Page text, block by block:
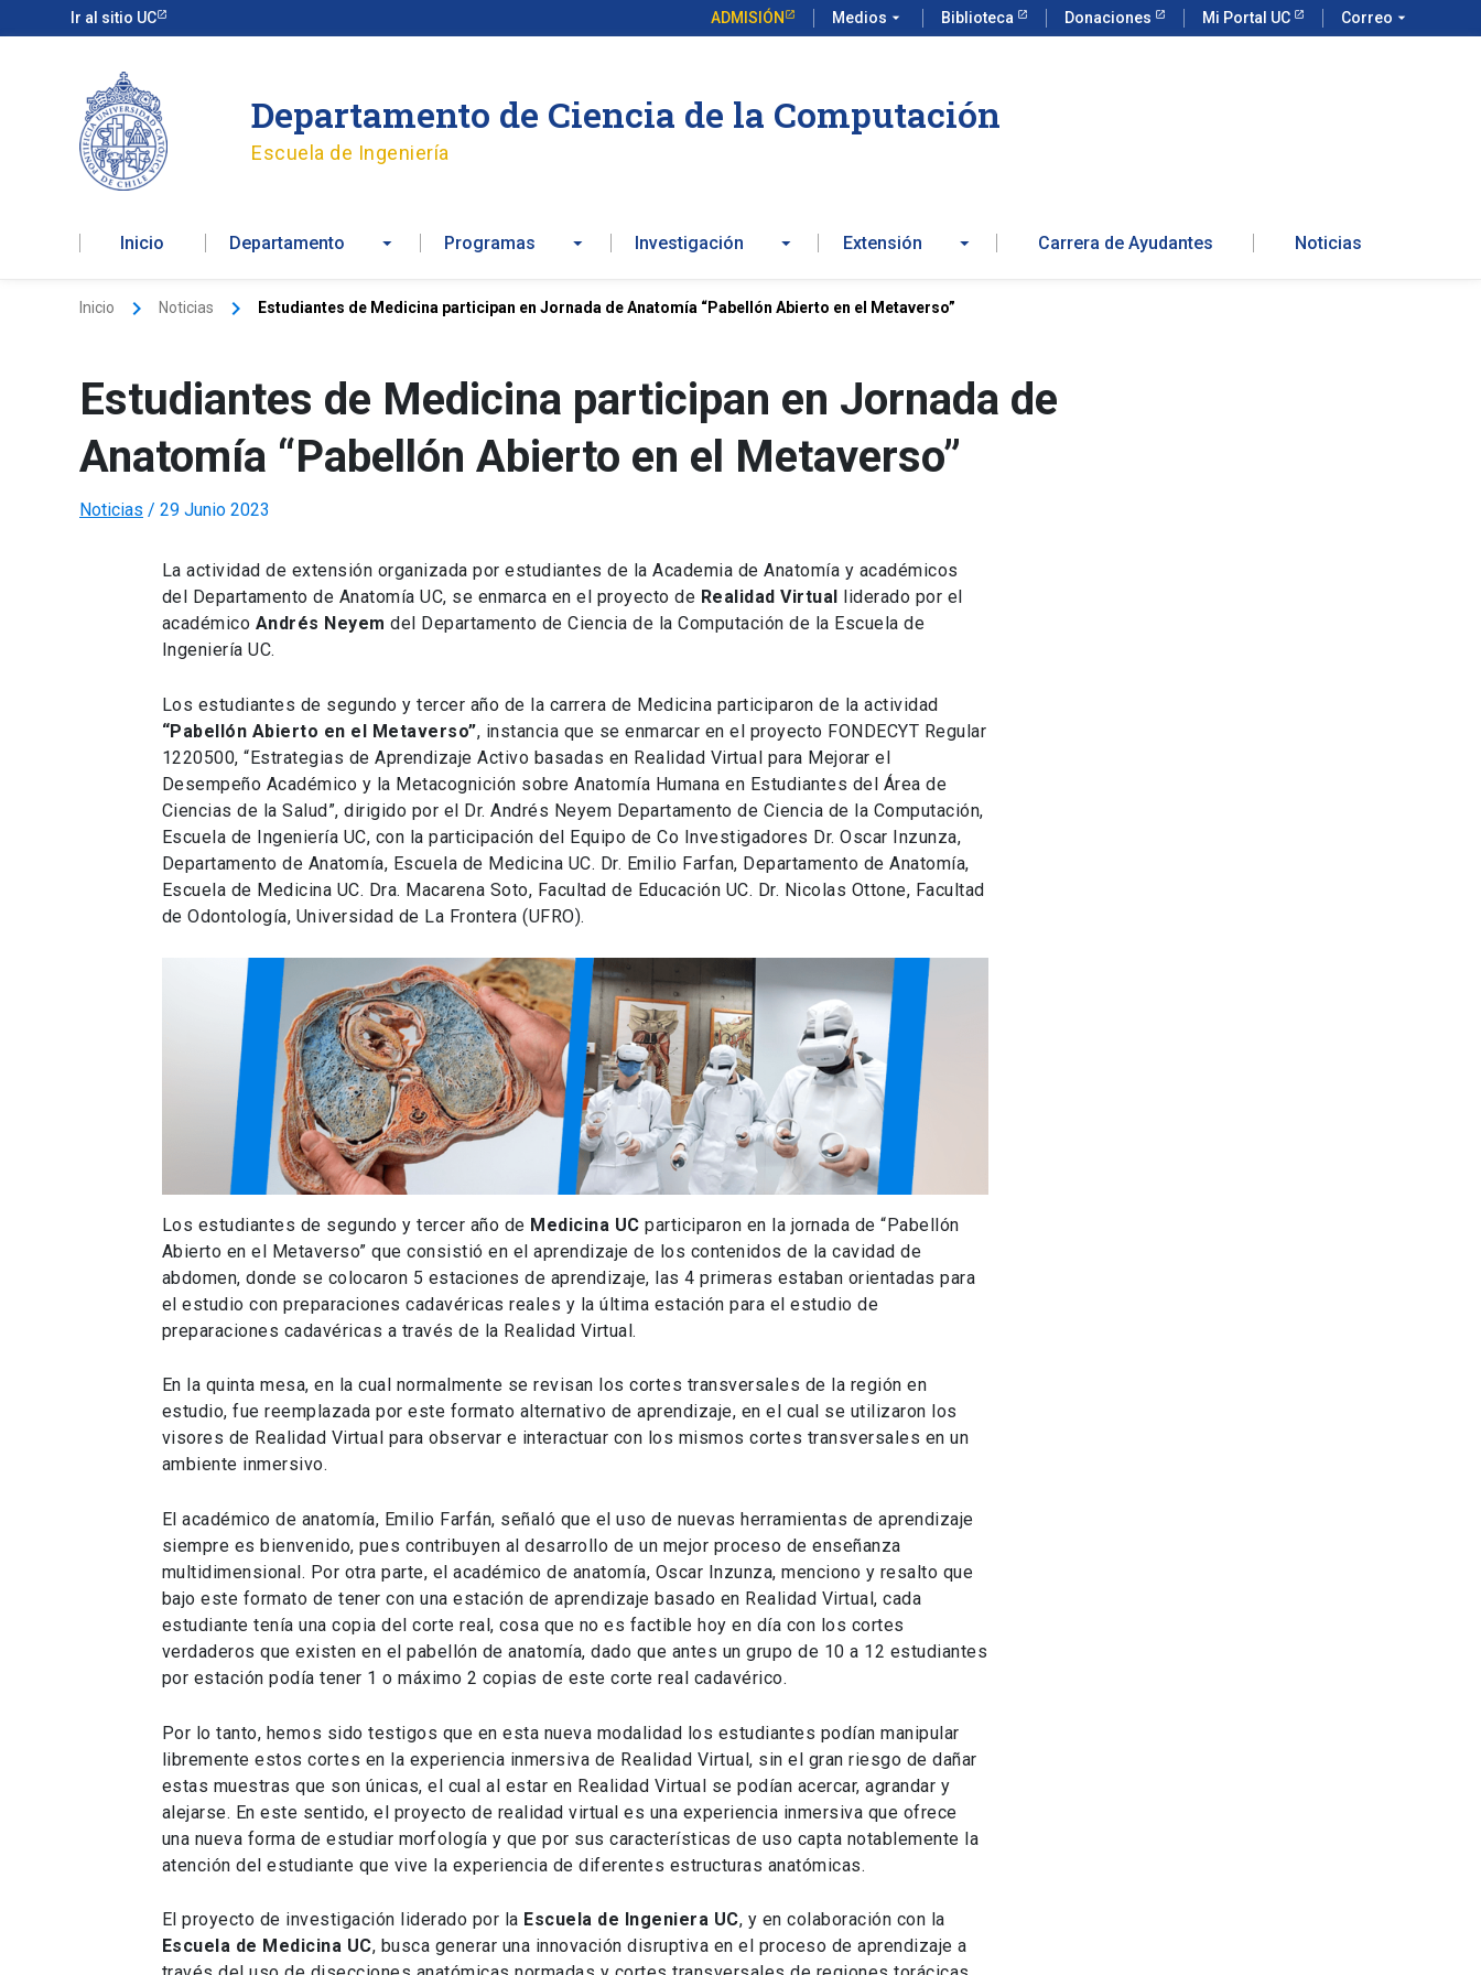
Ir al sitio UC ADMISIÓN Medios arrow_drop_down Biblioteca Donaciones Mi Portal UC Correo arrow_drop_down
al
Departamento de Ciencia de la Computación
Escuela de Ingeniería
Inicio Departamento Programas Investigación Extensión Carrera de Ayudantes Noticias
Inicio Noticias Estudiantes de Medicina participan en Jornada de Anatomía “Pabellón Abierto en el Metaverso”
Estudiantes de Medicina participan en Jornada de
Anatomía “Pabellón Abierto en el Metaverso”
Noticias / 29 Junio 2023
La actividad de extensión organizada por estudiantes de la Academia de Anatomía y académicos
del Departamento de Anatomía UC, se enmarca en el proyecto de Realidad Virtual liderado por el
académico Andrés Neyem del Departamento de Ciencia de la Computación de la Escuela de
Ingeniería UC.
Los estudiantes de segundo y tercer año de la carrera de Medicina participaron de la actividad
“Pabellón Abierto en el Metaverso”, instancia que se enmarcar en el proyecto FONDECYT Regular
1220500, “Estrategias de Aprendizaje Activo basadas en Realidad Virtual para Mejorar el
Desempeño Académico y la Metacognición sobre Anatomía Humana en Estudiantes del Área de
Ciencias de la Salud”, dirigido por el Dr. Andrés Neyem Departamento de Ciencia de la Computación,
Escuela de Ingeniería UC, con la participación del Equipo de Co Investigadores Dr. Oscar Inzunza,
Departamento de Anatomía, Escuela de Medicina UC. Dr. Emilio Farfan, Departamento de Anatomía,
Escuela de Medicina UC. Dra. Macarena Soto, Facultad de Educación UC. Dr. Nicolas Ottone, Facultad
de Odontología, Universidad de La Frontera (UFRO).
Los estudiantes de segundo y tercer año de Medicina UCparticiparon en la jornada de “Pabellón
Abierto en el Metaverso” que consistió en el aprendizaje de los contenidos de la cavidad de
abdomen, donde se colocaron 5 estaciones de aprendizaje, las 4 primeras estaban orientadas para
el estudio con preparaciones cadavéricas reales y la última estación para el estudio de
preparaciones cadavéricas a través de la Realidad Virtual.
En la quinta mesa, en la cual normalmente se revisan los cortes transversales de la región en
estudio, fue reemplazada por este formato alternativo de aprendizaje, en el cual se utilizaron los
visores de Realidad Virtual para observar e interactuar con los mismos cortes transversales en un
ambiente inmersivo.
El académico de anatomía, Emilio Farfán, señaló que el uso de nuevas herramientas de aprendizaje
siempre es bienvenido, pues contribuyen al desarrollo de un mejor proceso de enseñanza
multidimensional. Por otra parte, el académico de anatomía, Oscar Inzunza, menciono y resalto que
bajo este formato de tener con una estación de aprendizaje basado en Realidad Virtual, cada
estudiante tenía una copia del corte real, cosa que no es factible hoy en día con los cortes
verdaderos que existen en el pabellón de anatomía, dado que antes un grupo de 10 a 12 estudiantes
por estación podía tener 1 o máximo 2 copias de este corte real cadavérico.
Por lo tanto, hemos sido testigos que en esta nueva modalidad los estudiantes podían manipular
libremente estos cortes en la experiencia inmersiva de Realidad Virtual, sin el gran riesgo de dañar
estas muestras que son únicas, el cual al estar en Realidad Virtual se podían acercar, agrandar y
alejarse. En este sentido, el proyecto de realidad virtual es una experiencia inmersiva que ofrece
una nueva forma de estudiar morfología y que por sus características de uso capta notablemente la
atención del estudiante que vive la experiencia de diferentes estructuras anatómicas.
El proyecto de investigación liderado por la Escuela de Ingeniera UC, y en colaboración con la
Escuela de Medicina UC, busca generar una innovación disruptiva en el proceso de aprendizaje a